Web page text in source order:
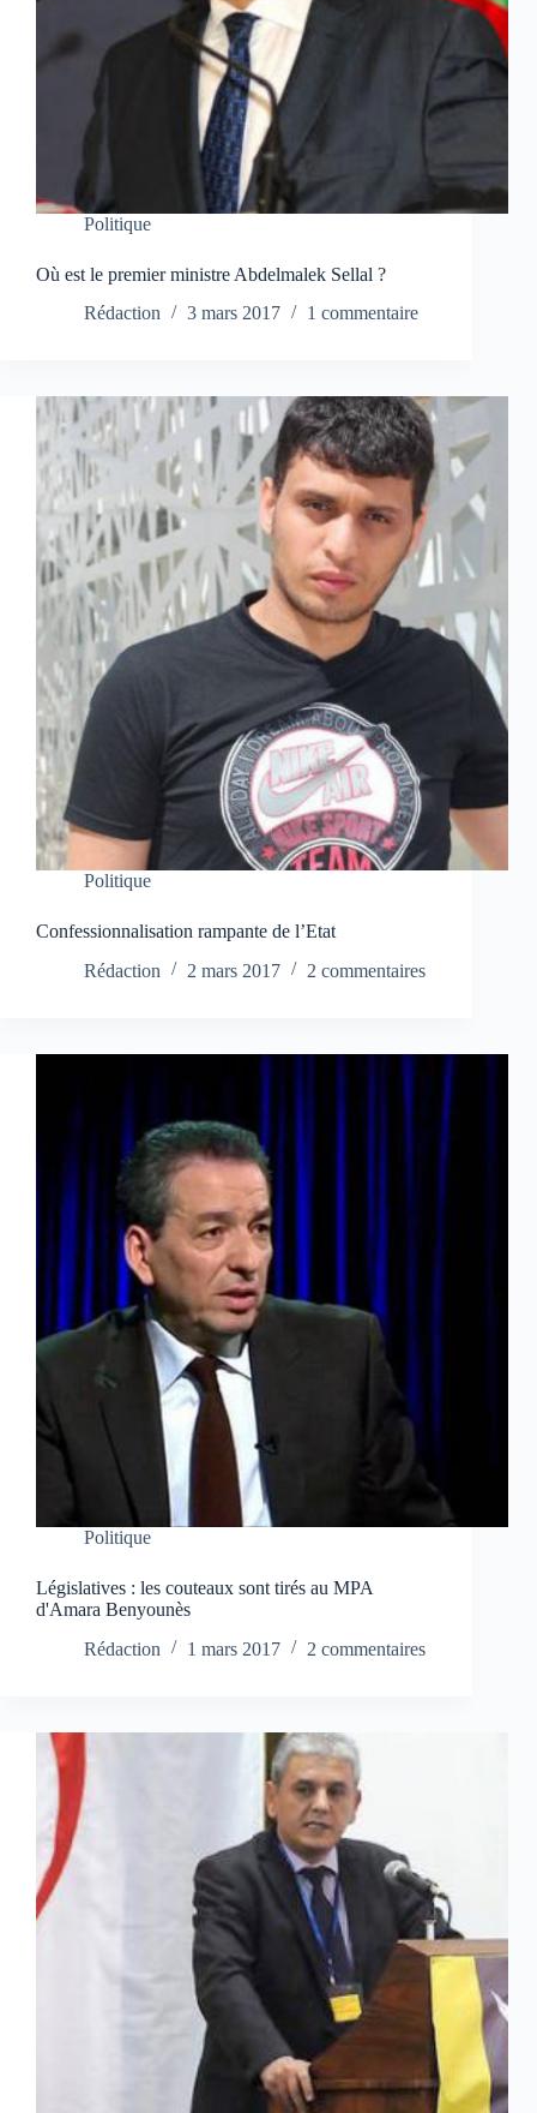
Politique
Où est le premier ministre Abdelmalek Sellal ?
Rédaction
3 mars 2017 1 commentaire
Politique
Confessionnalisation rampante de l’Etat
Rédaction
2 mars 2017 2 commentaires
Politique
Législatives : les couteaux sont tirés au MPA
d'Amara Benyounès
Rédaction
1 mars 2017 2 commentaires